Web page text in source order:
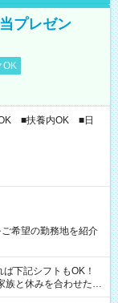
プレゼン
OK
■扶養内OK ■日
希望の勤務地を紹介
「できれば残業はし